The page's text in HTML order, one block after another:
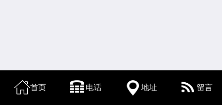
首页 电话 地址 留言